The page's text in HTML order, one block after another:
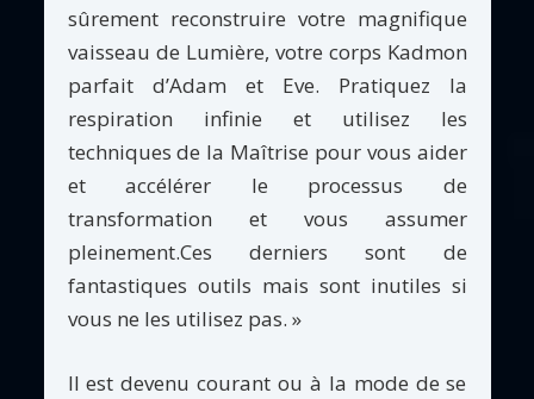
sûrement reconstruire votre magnifique
vaisseau de Lumière, votre corps Kadmon
parfait d’Adam et Eve. Pratiquez la
respiration infinie et utilisez les
techniques de la Maîtrise pour vous aider
et accélérer le processus de
transformation et vous assumer
pleinement.Ces derniers sont de
fantastiques outils mais sont inutiles si
vous ne les utilisez pas. »
Il est devenu courant ou à la mode de se